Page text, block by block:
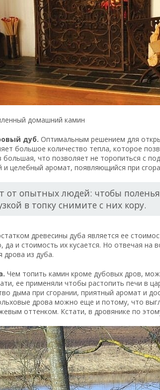
домашний камин
дуб. Оптимальным решением для
большое количество тепла, которое
большая, что позволяет не торопиться с
и целебный аромат, появляющийся при
от опытных людей: чтобы
в топку снимите с них кору.
древесины дуба является ее
да и стоимость их кусается. Но отвечая на
дрова из дуба.
Чем топить камин кроме дубовых дров,
ее применяли чтобы растопить печи в
дыма при сгорании, приятный аромат и
дрова можно еще и потому, что
оттенком. Кстати, в дровянике по